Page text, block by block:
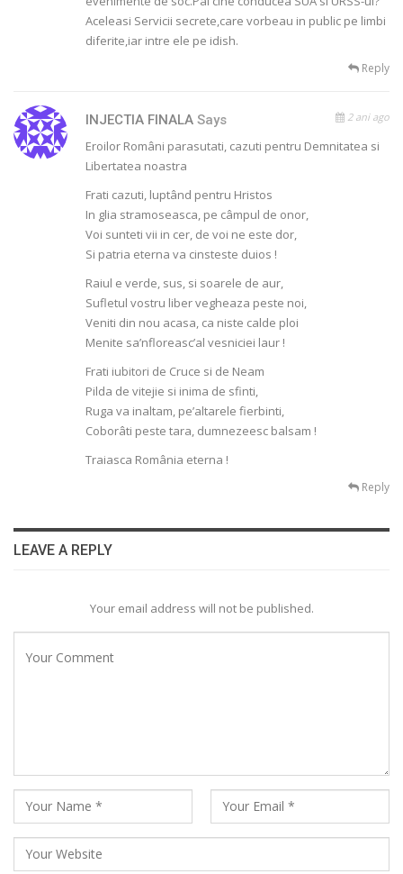
Aceleasi Servicii secrete,care vorbeau in public pe limbi
diferite,iar intre ele pe idish.
Reply
INJECTIA FINALA Says 2 ani ago
Eroilor Români parasutati, cazuti pentru Demnitatea si
Libertatea noastra
Frati cazuti, luptând pentru Hristos
In glia stramoseasca, pe câmpul de onor,
Voi sunteti vii in cer, de voi ne este dor,
Si patria eterna va cinsteste duios !
Raiul e verde, sus, si soarele de aur,
Sufletul vostru liber vegheaza peste noi,
Veniti din nou acasa, ca niste calde ploi
Menite sa’nfloreasc’al vesniciei laur !
Frati iubitori de Cruce si de Neam
Pilda de vitejie si inima de sfinti,
Ruga va inaltam, pe’altarele fierbinti,
Coborâti peste tara, dumnezeesc balsam !
Traiasca România eterna !
Reply
LEAVE A REPLY
Your email address will not be published.